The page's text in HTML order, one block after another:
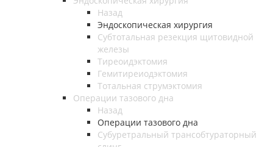
Назад
Эндоскопическая хирургия
Субтотальная резекция щитовидной
железы
Тиреоидэктомия
Гемитиреиодэктомия
Тотальная струмэктомия
Операции тазового дна
Назад
Операции тазового дна
Субуретральный трансобтураторный